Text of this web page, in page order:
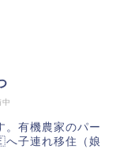
。有機農家のパー
子連れ移住（娘